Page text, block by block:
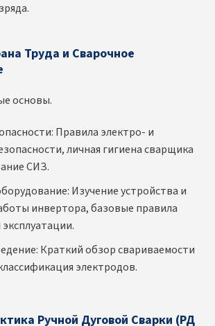
Труда и Сварочное
основы.
Правила электро- и
личная гигиена сварщика
СИЗ.
Изучение устройства и
инвертора, базовые правила
Краткий обзор свариваемости
электродов.
Ручной Дуговой Сварки (РД